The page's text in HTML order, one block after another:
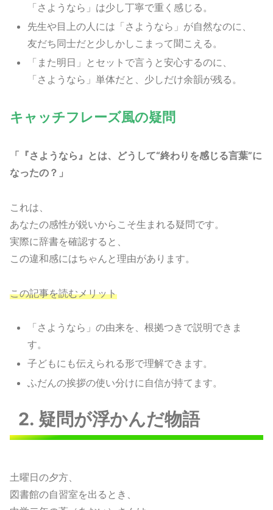
「さようなら」は少し丁寧で重く感じる。
先生や目上の人には「さようなら」が自然なのに、
友だち同士だと少しかしこまって聞こえる。
「また明日」とセットで言うと安心するのに、
「さようなら」単体だと、少しだけ余韻が残る。
キャッチフレーズ風の疑問
「『さようなら』とは、どうして“終わりを感じる言葉”に
なったの？」
これは、
あなたの感性が鋭いからこそ生まれる疑問です。
実際に辞書を確認すると、
この違和感にはちゃんと理由があります。
この記事を読むメリット
「さようなら」の由来を、根拠つきで説明できま
す。
子どもにも伝えられる形で理解できます。
ふだんの挨拶の使い分けに自信が持てます。
2. 疑問が浮かんだ物語
土曜日の夕方、
図書館の自習室を出るとき、